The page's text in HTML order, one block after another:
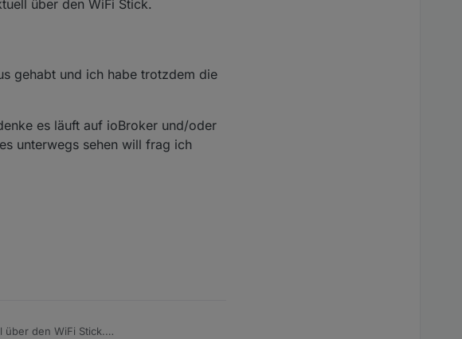
lan?
über den WiFi Stick.
gehabt und ich habe trotzdem die
es läuft auf ioBroker und/oder
unterwegs sehen will frag ich
über den WiFi Stick.